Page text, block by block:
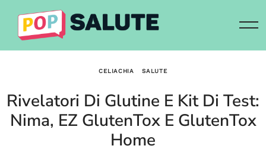
content
CELIACHIA SALUTE
Rivelatori Di Glutine E Kit Di Test:
Nima, EZ GlutenTox E GlutenTox
Home